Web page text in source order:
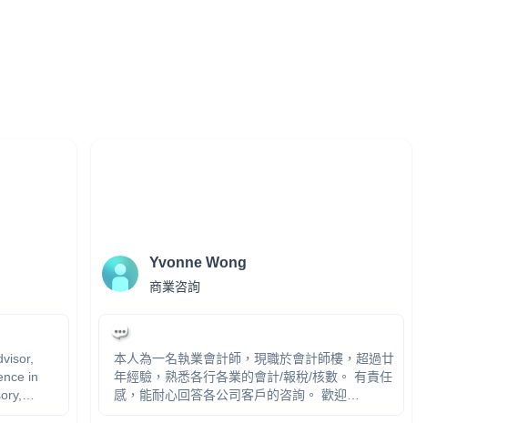
in
Yvonne Wong
商業咨詢
本人為一名執業會計師，現職於會計師樓，超過廿
年經驗，熟悉各行各業的會計/報稅/核數。 有責任
感，能耐心回答各公司客戶的咨詢。 歡迎